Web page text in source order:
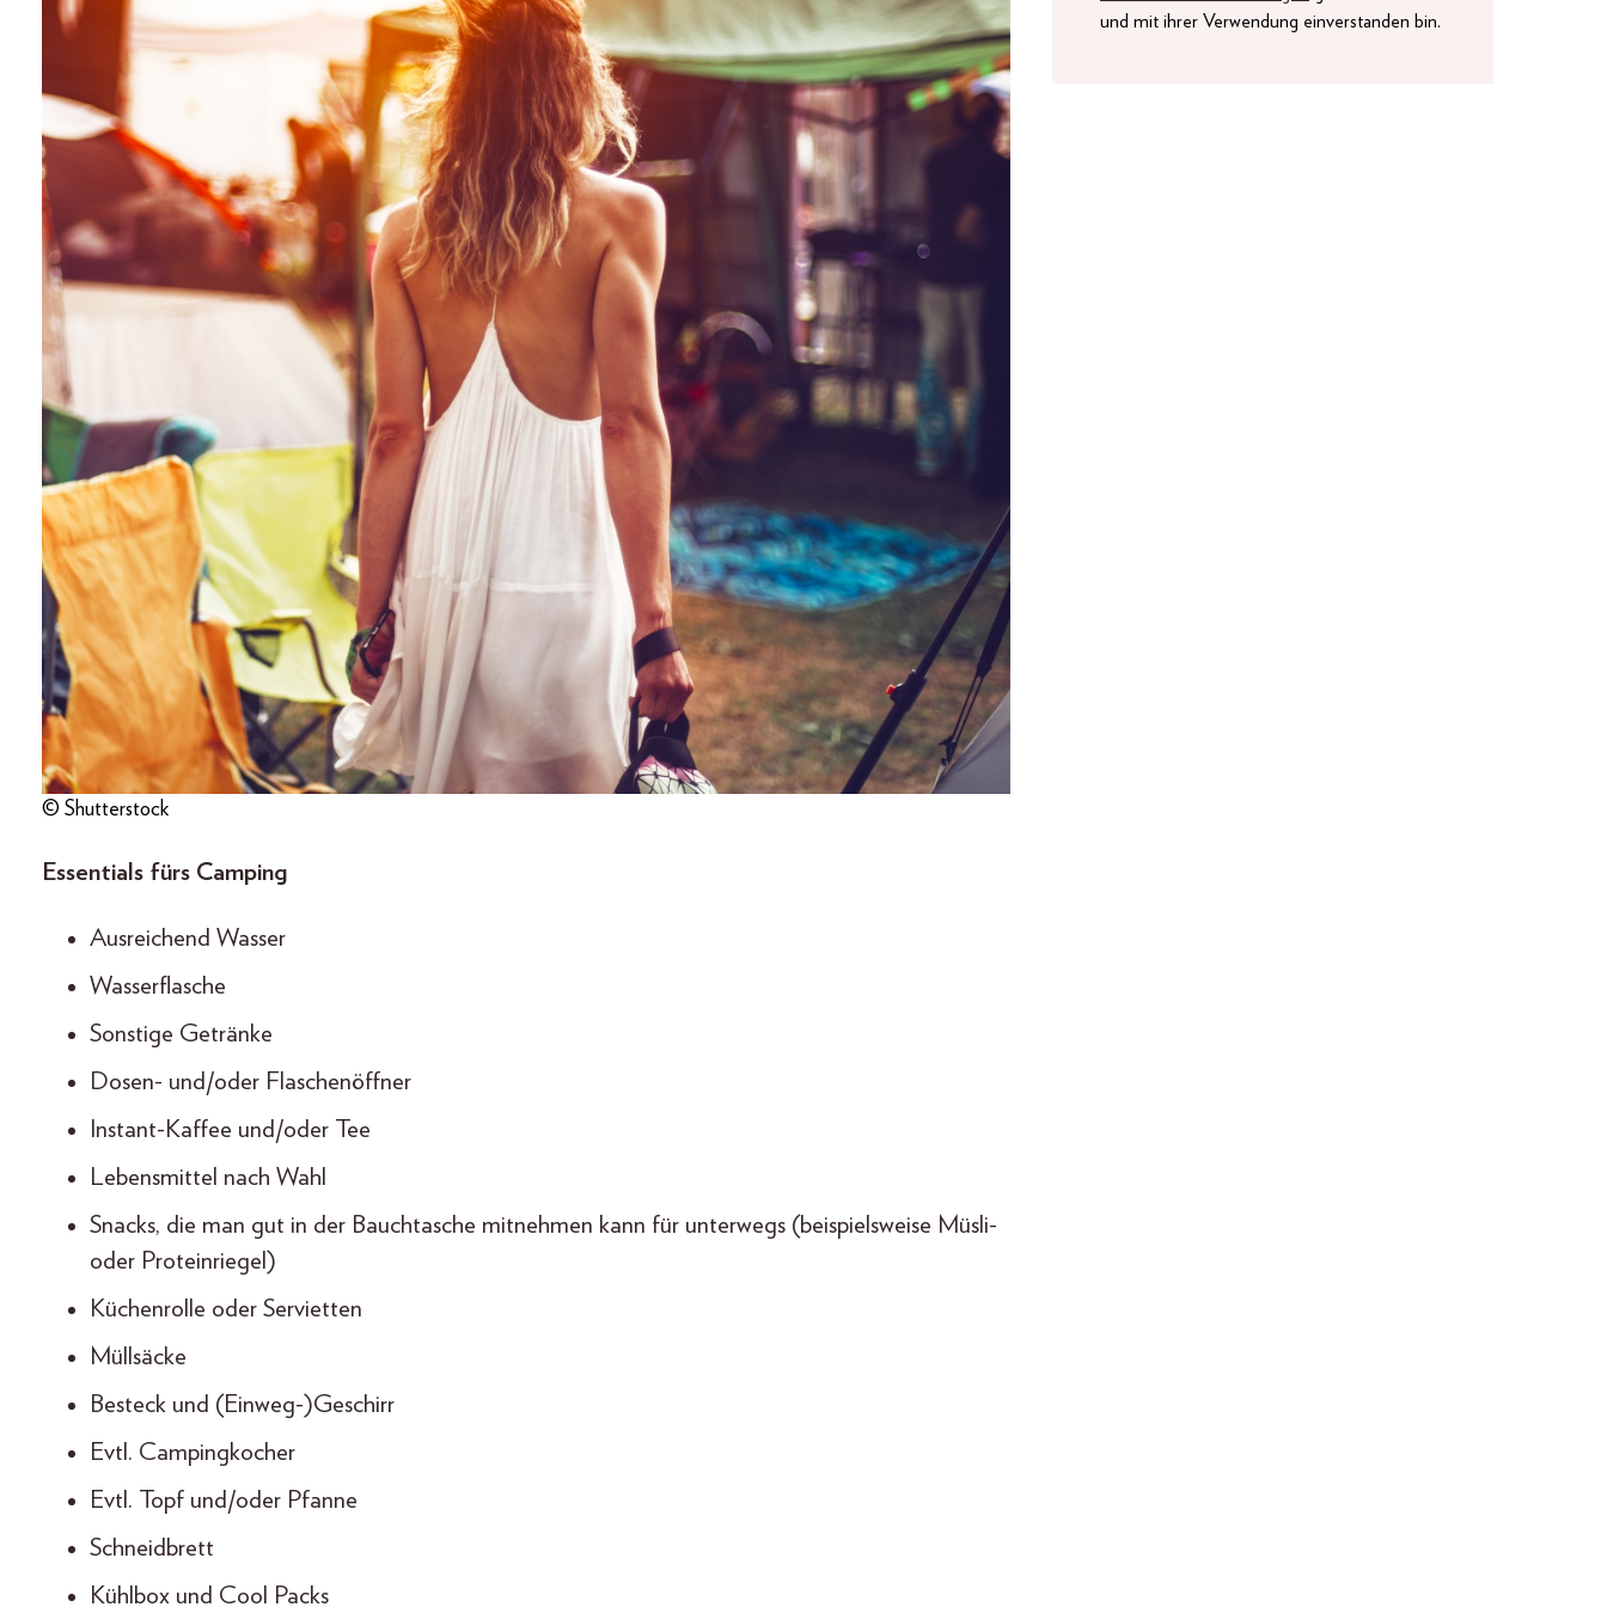
© Shutterstock
Essentials fürs Camping
Ausreichend Wasser
Wasserflasche
Sonstige Getränke
Dosen- und/oder Flaschenöffner
Instant-Kaffee und/oder Tee
Lebensmittel nach Wahl
Snacks, die man gut in der Bauchtasche mitnehmen kann für unterwegs (beispielsweise Müsli-
oder Proteinriegel)
Küchenrolle oder Servietten
Müllsäcke
Besteck und (Einweg-)Geschirr
Evtl. Campingkocher
Evtl. Topf und/oder Pfanne
Schneidbrett
Kühlbox und Cool Packs
und mit ihrer Verwendung einverstanden bin.